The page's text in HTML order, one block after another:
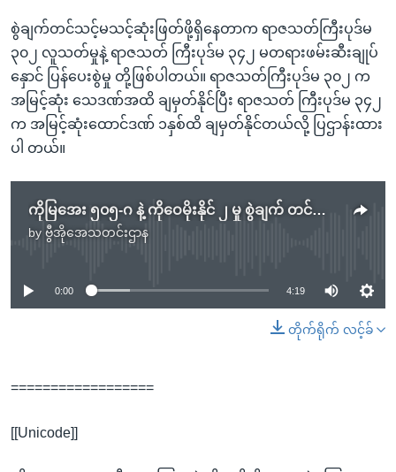
စွဲချက်တင်သင့်မသင့်ဆုံးဖြတ်ဖို့ရှိနေတာက ရာဇသတ်ကြီးပုဒ်မ
၃၀၂ လူသတ်မှုနဲ့ ရာဇသတ် ကြီးပုဒ်မ ၃၄၂ မတရားဖမ်းဆီးချုပ်
နှောင် ပြန်ပေးစွဲမှု တို့ဖြစ်ပါတယ်။ ရာဇသတ်ကြီးပုဒ်မ ၃၀၂ က
အမြင့်ဆုံး သေဒဏ်အထိ ချမှတ်နိုင်ပြီး ရာဇသတ် ကြီးပုဒ်မ ၃၄၂
က အမြင့်ဆုံးထောင်ဒဏ် ၁နှစ်ထိ ချမှတ်နိုင်တယ်လို့ ပြဌာန်းထား
ပါ တယ်။
ကိုမြအေး ၅၀၅-ဂ နဲ့ ကိုဝေမိုးနိုင် ၂ မှု စွဲချက် တင်သင့်မသင့် မကြာခင်ဆုံးဖြတ်ဖို့ရှိ
by ဗွီအိုအေသတင်းဌာန
No media source currently available
0:00 4:19
တိုက်ရိုက် လင့်ခ်
==================
[[Unicode]]